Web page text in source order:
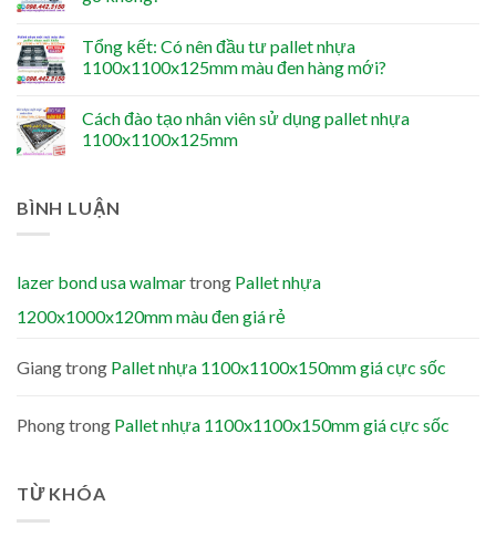
Tổng kết: Có nên đầu tư pallet nhựa
1100x1100x125mm màu đen hàng mới?
Cách đào tạo nhân viên sử dụng pallet nhựa
1100x1100x125mm
BÌNH LUẬN
lazer bond usa walmartrong Pallet nhựa
1200x1000x120mm màu đen giá rẻ
Giangtrong Pallet nhựa 1100x1100x150mm giá cực sốc
Phongtrong Pallet nhựa 1100x1100x150mm giá cực sốc
TỪ KHÓA